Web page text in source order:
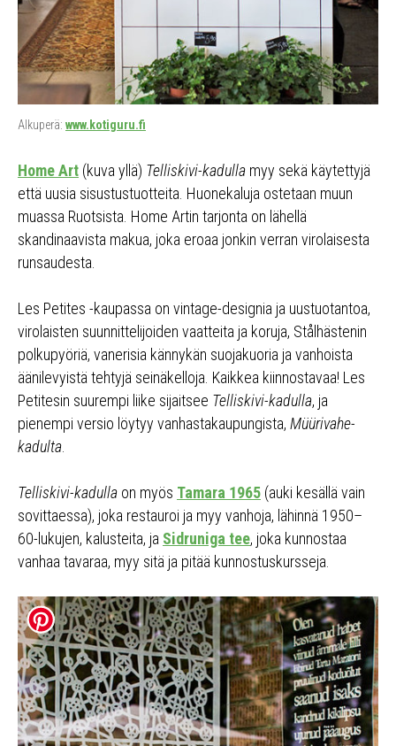
Alkuperä: www.kotiguru.fi
Home Art (kuva yllä) Telliskivi-kadulla myy sekä käytettyjä
että uusia sisustustuotteita. Huonekaluja ostetaan muun
muassa Ruotsista. Home Artin tarjonta on lähellä
skandinaavista makua, joka eroaa jonkin verran virolaisesta
runsaudesta.
Les Petites -kaupassa on vintage-designia ja uustuotantoa,
virolaisten suunnittelijoiden vaatteita ja koruja, Stålhästenin
polkupyöriä, vanerisia kännykän suojakuoria ja vanhoista
äänilevyistä tehtyjä seinäkelloja. Kaikkea kiinnostavaa! Les
Petitesin suurempi liike sijaitsee Telliskivi-kadulla, ja
pienempi versio löytyy vanhastakaupungista, Müürivahe-
kadulta.
Telliskivi-kadulla on myös Tamara 1965 (auki kesällä vain
sovittaessa), joka restauroi ja myy vanhoja, lähinnä 1950–
60-lukujen, kalusteita, ja Sidruniga tee, joka kunnostaa
vanhaa tavaraa, myy sitä ja pitää kunnostuskursseja.